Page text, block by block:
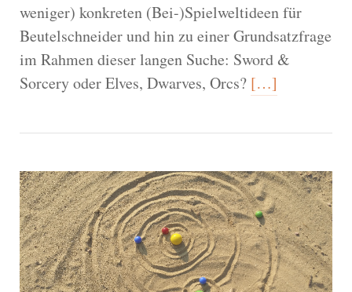
weniger) konkreten (Bei-)Spielweltideen für
Beutelschneider und hin zu einer Grundsatzfrage
im Rahmen dieser langen Suche: Sword &
Sorcery oder Elves, Dwarves, Orcs? […]